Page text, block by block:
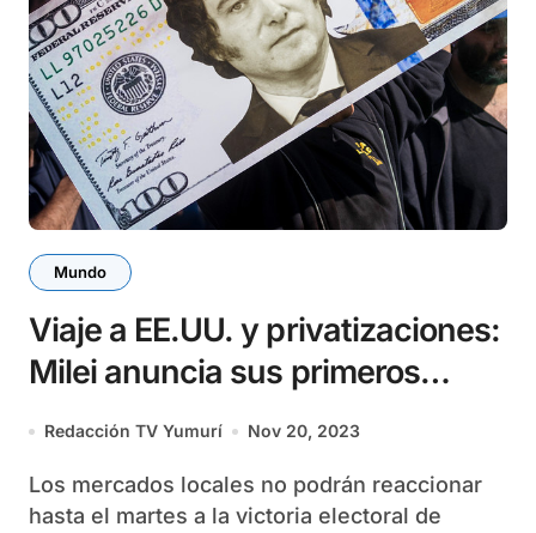
Mundo
Viaje a EE.UU. y privatizaciones:
Milei anuncia sus primeros
pasos
Redacción TV Yumurí Nov 20, 2023
Los mercados locales no podrán reaccionar
hasta el martes a la victoria electoral de